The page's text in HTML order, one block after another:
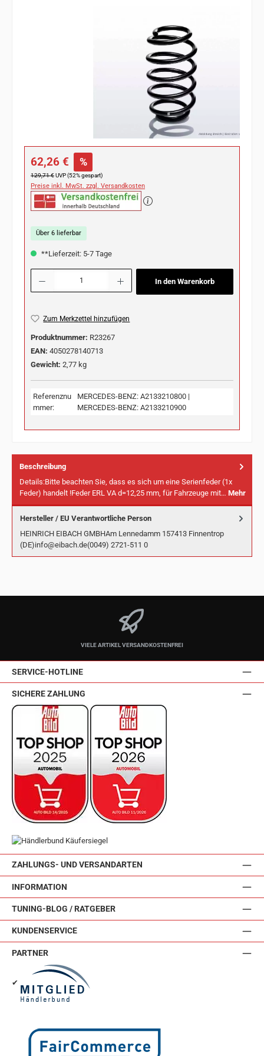
Verkaufspreis:
62,26 € %
Regulärer Preis:
129,71 €UVP (52% gespart)
Preise inkl. MwSt. zzgl. Versandkosten
Über 6 lieferbar
**Lieferzeit: 5-7 Tage
Produkt Anzahl: Gib den gewünschten Wert ein oder benutze die Schaltflächen
In den Warenkorb
Zum Merkzettel hinzufügen
Produktnummer: R23267
EAN: 4050278140713
Gewicht: 2,77 kg
Referenznu
mmer:
MERCEDES-BENZ: A2133210800 |
MERCEDES-BENZ: A2133210900
Beschreibung
Details:Bitte beachten Sie, dass es sich um eine Serienfeder (1x
Feder) handelt !Feder ERL VA d=12,25 mm, für Fahrzeuge mit… Mehr
Hersteller / EU Verantwortliche Person
HEINRICH EIBACH GMBHAm Lennedamm 157413 Finnentrop
(DE)info@eibach.de(0049) 2721-511 0
VIELE ARTIKEL VERSANDKOSTENFREI
SERVICE-HOTLINE
ZAHLUNGS- UND VERSANDARTEN
INFORMATION
TUNING-BLOG / RATGEBER
KUNDENSERVICE
SICHERE ZAHLUNG
PARTNER
✔